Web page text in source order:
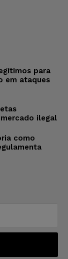
para
em ataques
ilegal
como